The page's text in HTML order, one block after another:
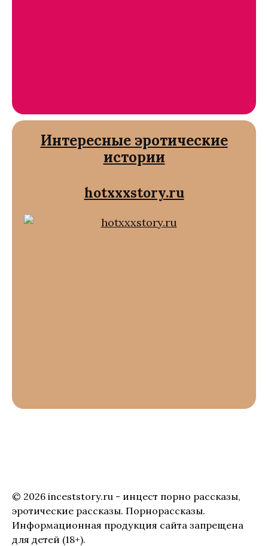
Интересные эротические
истории
hotxxxstory.ru
© 2026 inceststory.ru - инцест порно рассказы,
эротические рассказы. Порнорассказы.
Информационная продукция сайта запрещена
для детей (18+).